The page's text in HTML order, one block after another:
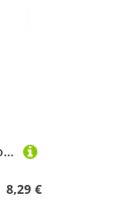
Für drinnen und draußen, Sportzubehör, Allwetter-Basketbälle, Netz-Ersatz
8,29 €